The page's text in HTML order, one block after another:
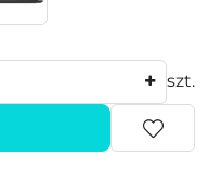
szt.